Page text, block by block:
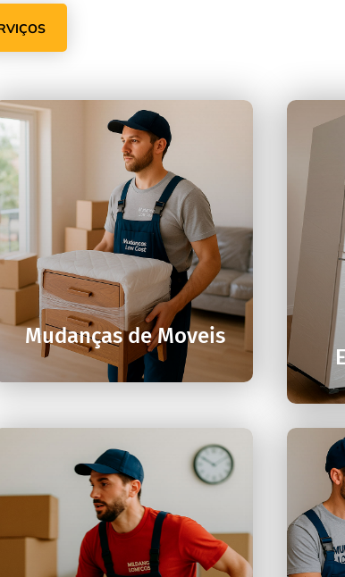

Mudanças de Moveis